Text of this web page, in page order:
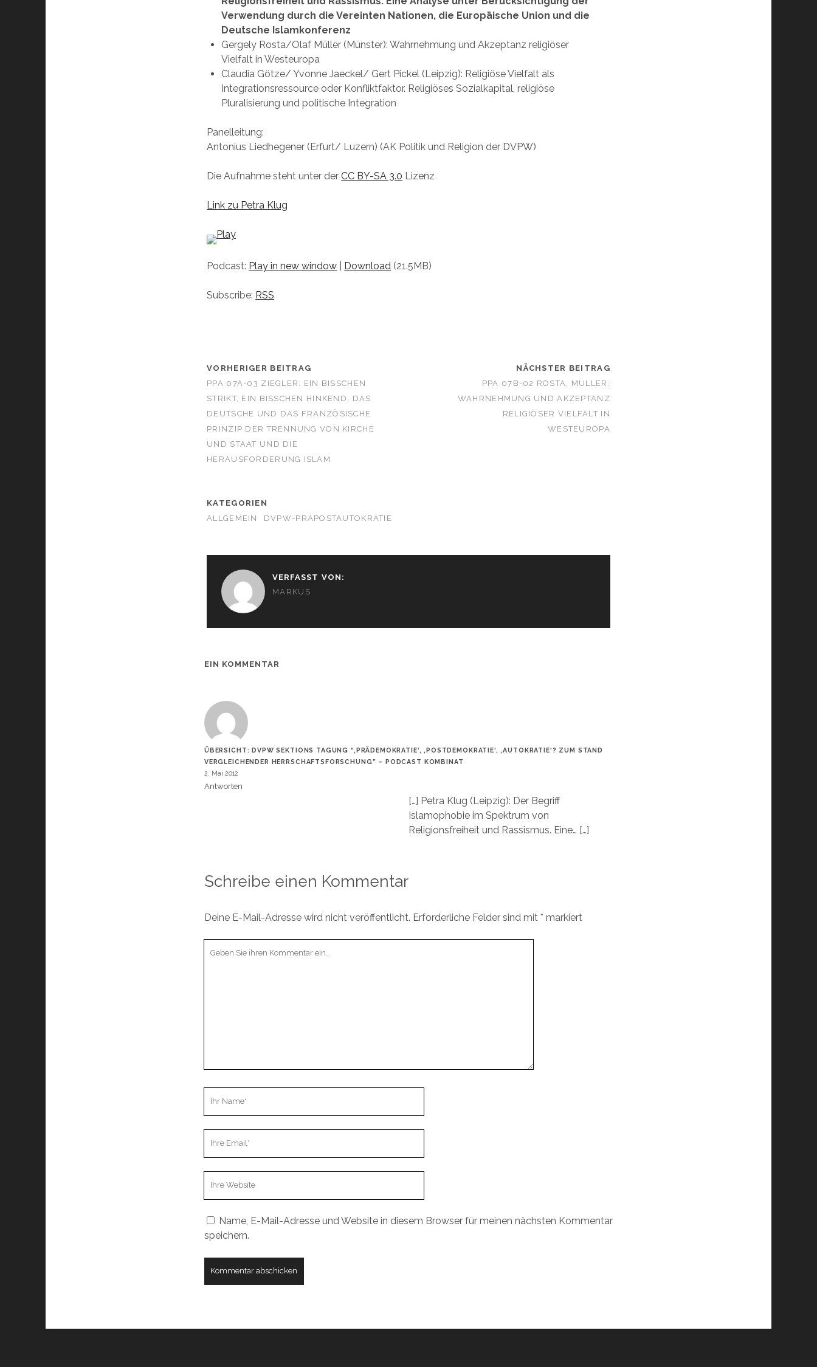
Verwendung durch die Vereinten Nationen, die Europäische Union und die
Deutsche Islamkonferenz
Gergely Rosta/Olaf Müller (Münster): Wahrnehmung und Akzeptanz religiöser
Vielfalt in Westeuropa
Claudia Götze/ Yvonne Jaeckel/ Gert Pickel (Leipzig): Religiöse Vielfalt als
Integrationsressource oder Konfliktfaktor. Religiöses Sozialkapital, religiöse
Pluralisierung und politische Integration
Panelleitung:
Antonius Liedhegener (Erfurt/ Luzern) (AK Politik und Religion der DVPW)
Die Aufnahme steht unter derCC BY-SA 3.0 Lizenz
Link zu Petra Klug
Podcast: Play in new window Download (21.5MB)
Subscribe: RSS
VORHERIGER BEITRAG
PPA 07A-03 ZIEGLER: EIN BISSCHEN
STRIKT, EIN BISSCHEN HINKEND. DAS
DEUTSCHE UND DAS FRANZÖSISCHE
PRINZIP DER TRENNUNG VON KIRCHE
UND STAAT UND DIE
HERAUSFORDERUNG ISLAM
NÄCHSTER BEITRAG
PPA 07B-02 ROSTA, MÜLLER:
WAHRNEHMUNG UND AKZEPTANZ
RELIGIÖSER VIELFALT IN
WESTEUROPA
KATEGORIEN
ALLGEMEIN
DVPW-PRÄPOSTAUTOKRATIE
VERFASST VON:
MARKUS
EIN KOMMENTAR
ÜBERSICHT: DVPW SEKTIONS TAGUNG “‚PRÄDEMOKRATIE‘, ‚POSTDEMOKRATIE‘, ‚AUTOKRATIE‘? ZUM STAND
VERGLEICHENDER HERRSCHAFTSFORSCHUNG” – PODCAST KOMBINAT
2. Mai 2012
Antworten
[…] Petra Klug (Leipzig): Der Begriff
Islamophobie im Spektrum von
Religionsfreiheit und Rassismus. Eine… […]
Schreibe einen Kommentar
Deine E-Mail-Adresse wird nicht veröffentlicht. Erforderliche Felder sind mit * markiert
Name, E-Mail-Adresse und Website in diesem Browser für meinen nächsten Kommentar
speichern.